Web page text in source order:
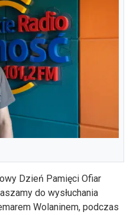
Dzień Pamięci Ofiar
do wysłuchania
Wolaninem, podczas